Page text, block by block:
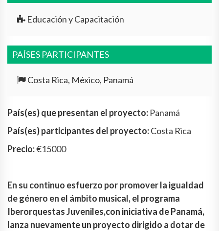
Educación y Capacitación
PAÍSES PARTICIPANTES
Costa Rica, México, Panamá
País(es) que presentan el proyecto: Panamá
País(es) participantes del proyecto:Costa Rica
Precio:€15000
En su continuo esfuerzo por promover la igualdad
de género en el ámbito musical, el programa
Iberorquestas Juveniles,con iniciativa de Panamá,
lanza nuevamente un proyecto dirigido a dotar de